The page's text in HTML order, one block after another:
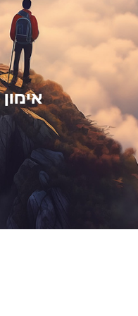
בישול